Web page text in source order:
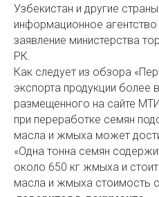
Узбекистан и другие
информационное
заявление министерства
РК.
Как следует из обзора
экспорта продукции более
размещенного на сайте
при переработке семян
масла и жмыха может
«Одна тонна семян
около 650 кг жмыха и
масла и жмыха стоимость